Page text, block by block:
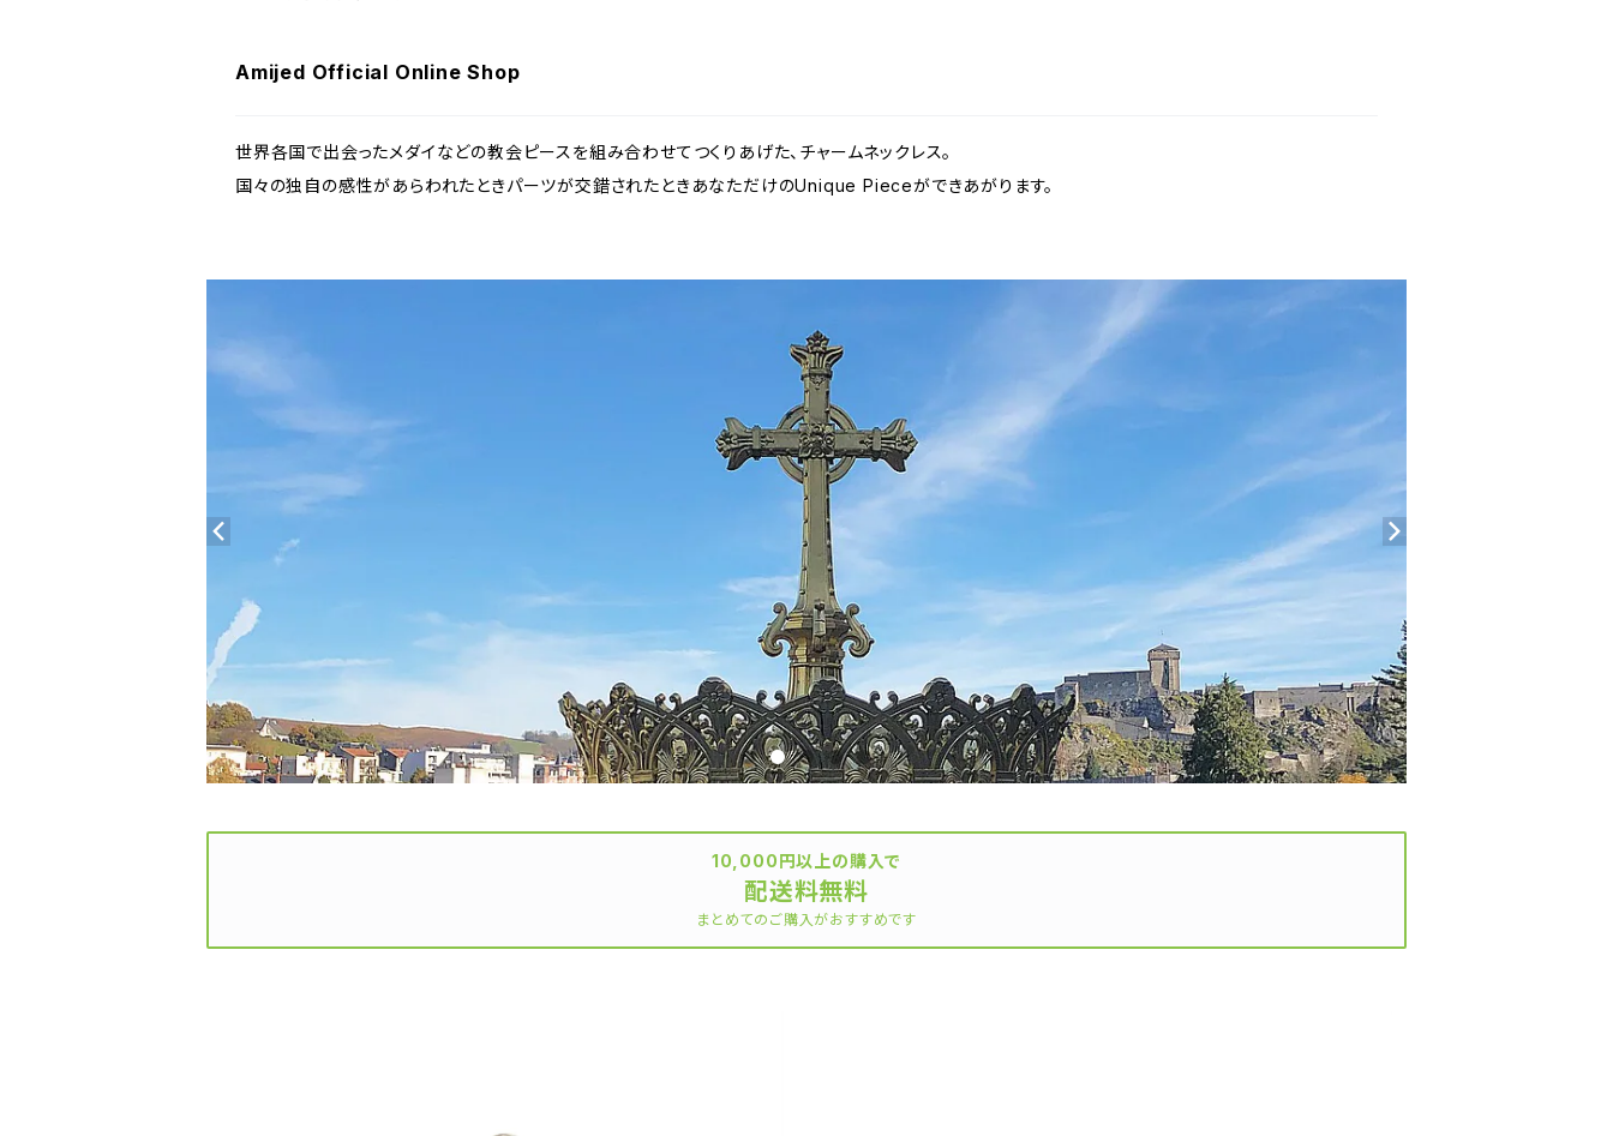
Amijed Official Online Shop
世界各国で出会ったメダイなどの教会ピースを組み合わせてつくりあげた、チャームネックレス。
国々の独自の感性があらわれたときパーツが交錯されたときあなただけのUnique Pieceができあがります。
10,000円以上の購入で
配送料無料
まとめてのご購入がおすすめです